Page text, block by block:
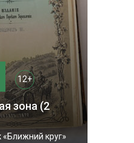
12+
зона (2
круг»